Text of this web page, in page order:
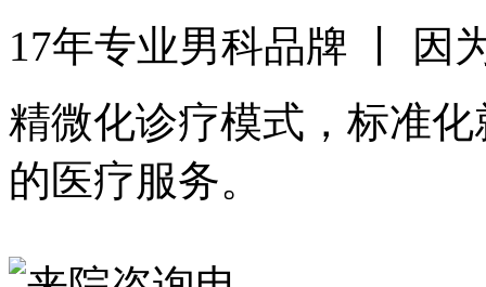
17年专业男科品牌 丨 因
精微化诊疗模式，标准
的医疗服务。